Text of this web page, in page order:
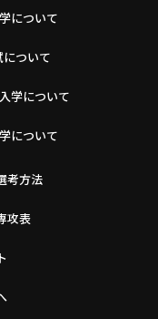
について
について
学について
について
考方法
攻表